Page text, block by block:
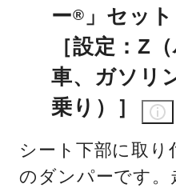
ー® 」セッ
［設定：Z
車、ガソリ
乗り）］
シート下部に取り
のダンパーです。